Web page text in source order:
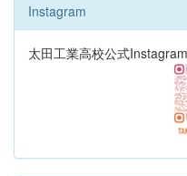
Instagram
太田工業高校公式Instagram